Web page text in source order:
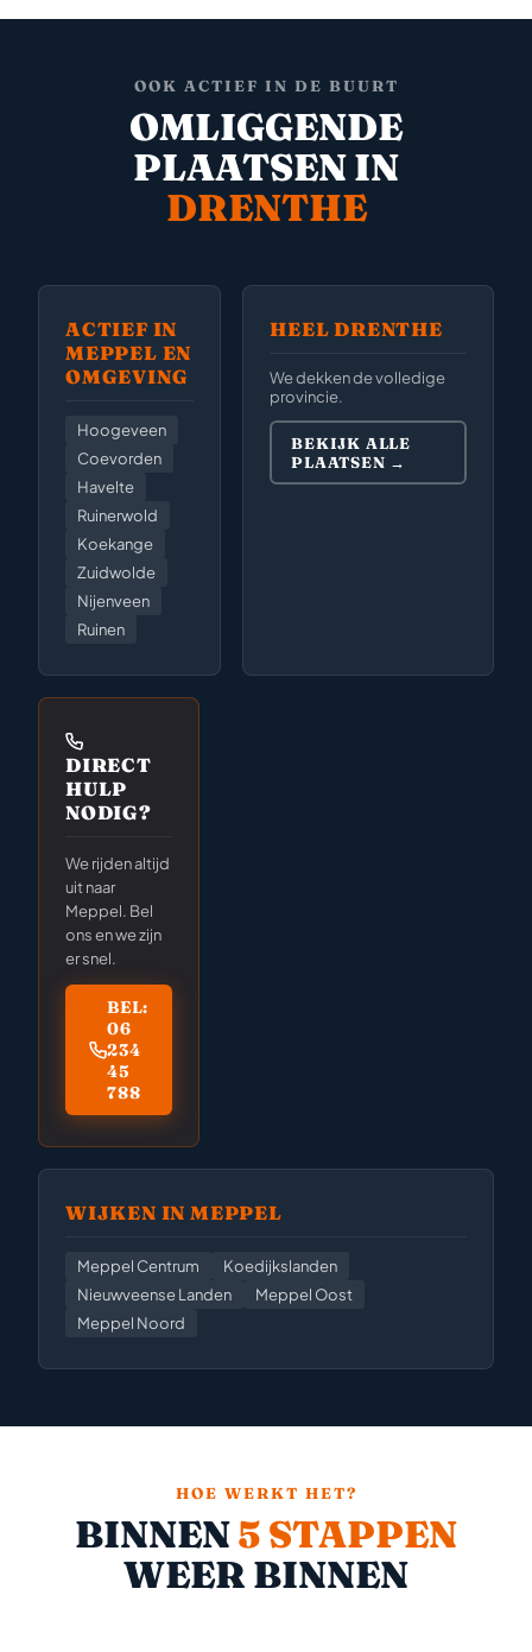
OOK ACTIEF IN DE BUURT
OMLIGGENDE
PLAATSEN IN
DRENTHE
ACTIEF IN
MEPPEL EN
OMGEVING
Hoogeveen
Coevorden
Havelte
Ruinerwold
Koekange
Zuidwolde
Nijenveen
Ruinen
HEEL DRENTHE
We dekken de volledige
provincie.
BEKIJK ALLE
PLAATSEN →
DIRECT
HULP
NODIG?
We rijden altijd
uit naar
Meppel. Bel
ons en we zijn
er snel.
BEL:
06
234
45
788
WIJKEN IN MEPPEL
Meppel Centrum
Koedijkslanden
Nieuwveense Landen
Meppel Oost
Meppel Noord
HOE WERKT HET?
BINNEN5 STAPPEN
WEER BINNEN